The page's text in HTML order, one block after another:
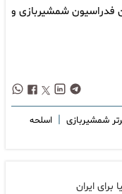
فدراسیون شمشیربازی و
شمشیربازی | اسلحه
ایران